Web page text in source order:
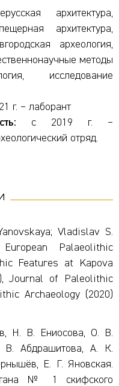
архитектура,
архитектура,
археология,
методы
исследование
г. – лаборант
с 2019 г. –
отряд.
Vladislav S.
Palaeolithic
Features at Kapova
Journal of Paleolithic
Archaeology (2020)
Н. В. Ениосова, О. В.
В. Абдрашитова, А. К.
Е. Г. Яновская.
№ 1 скифского